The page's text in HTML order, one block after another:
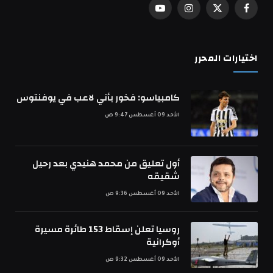
فيسبوكX
الانستغراميوتيوب
اختيارات المحرر
كامبياسو: فخور بأني لاعب في يوفنتوس
الأحد 09 أغسطس 9:47 ص
أول تعليق من محمد هنيدي بعد رحيل
شقيقه
الأحد 09 أغسطس 9:36 ص
روسيا تعلن إسقاط 153 طائرة مسيرة
أوكرانية
الأحد 09 أغسطس 9:32 ص